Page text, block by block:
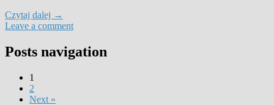
Czytaj dalej →
Leave a comment
Posts navigation
1
2
Next »